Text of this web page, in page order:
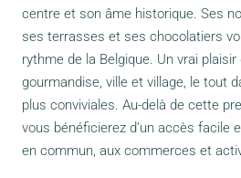
centre et son âme historique. Ses
ses terrasses et ses chocolatiers
rythme de la Belgique. Un vrai
gourmandise, ville et village, le tout
plus conviviales. Au-delà de cette
vous bénéficierez d’un accès facile
en commun, aux commerces et